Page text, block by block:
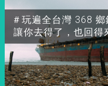
＃玩遍全台灣 368 鄉
讓你去得了，也回得